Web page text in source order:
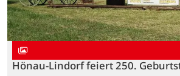
Hönau-Lindorf feiert 250.